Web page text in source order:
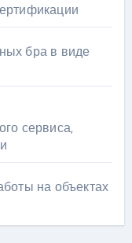
бра в виде
сервиса,
на объектах